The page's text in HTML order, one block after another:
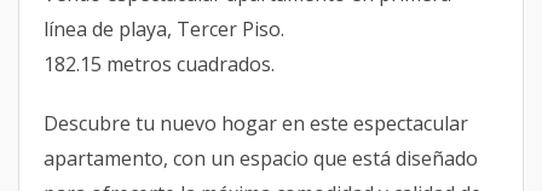
línea de playa, Tercer Piso.
182.15 metros cuadrados.
Descubre tu nuevo hogar en este espectacular
apartamento, con un espacio que está diseñado